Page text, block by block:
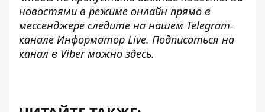
новостями в режиме онлайн прямо в
мессенджере следите на нашем Telegram-
канале Информатор Live. Подписаться на
канал в Viber можно здесь.